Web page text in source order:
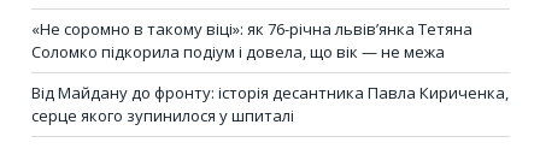
«Не соромно в такому віці»: як 76-річна львів’янка Тетяна
Соломко підкорила подіум і довела, що вік — не межа
Від Майдану до фронту: історія десантника Павла Кириченка,
серце якого зупинилося у шпиталі